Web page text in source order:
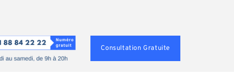
Consultation Gratuite